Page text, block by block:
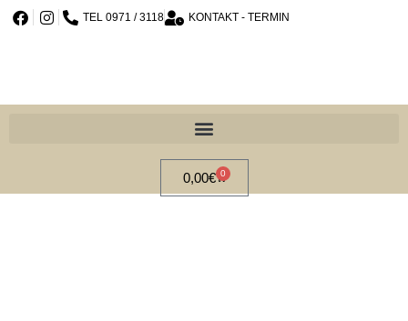
TEL 0971 / 3118 KONTAKT - TERMIN
0,00€ 0